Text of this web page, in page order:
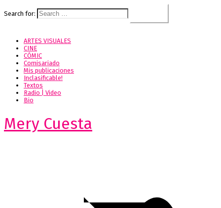
Search for:
ARTES VISUALES
CINE
CÓMIC
Comisariado
Mis publicaciones
Inclasificable!
Textos
Radio | Video
Bio
Mery Cuesta